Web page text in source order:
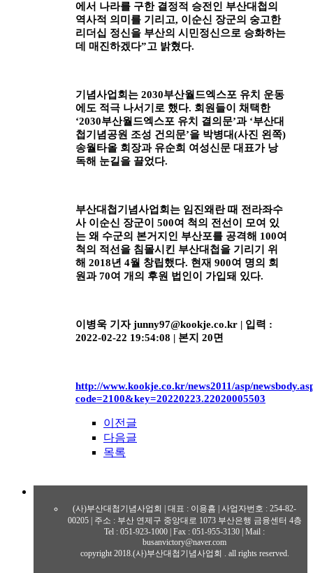
에서 나라를 구한 결정적 승전인 부산대첩의
역사적 의미를 기리고, 이순신 장군의 숭고한
리더십 정신을 부산의 시민정신으로 승화하는
데 매진하겠다”고 밝혔다.
기념사업회는 2030부산월드엑스포 유치 운동
에도 적극 나서기로 했다. 회원들이 채택한
‘2030부산월드엑스포 유치 결의문’과 ‘부산대
첩기념공원 조성 건의문’을 박병대(사진 왼쪽)
송월타올 회장과 유순희 여성신문 대표가 낭
독해 눈길을 끌었다.
부산대첩기념사업회는 임진왜란 때 전라좌수
사 이순신 장군이 500여 척의 전선이 모여 있
는 왜 수군의 본거지인 부산포를 공격해 100여
척의 적선을 침몰시킨 부산대첩을 기리기 위
해 2018년 4월 창립했다. 현재 900여 명의 회
원과70여 개의 후원 법인이 가입돼 있다.
이병욱 기자junny97@kookje.co.kr | 입력 :
2022-02-22 19:54:08 | 본지 20면
http://www.kookje.co.kr/news2011/asp/
code=2100&key=20220223.22020005503
이전글
다음글
목록
(사)부산대첩기념사업회 | 대표 : 이용흠 | 사업자번호 : 254-82-
00205 | 주소 : 부산 연제구 중앙대로 1073 부산은행 금융센터 4층
Tel : 051-923-1000 | Fax : 051-955-3130 | Mail :
busanvictory@naver.com
copyright 2018.(사)부산대첩기념사업회 . all rights reserved.